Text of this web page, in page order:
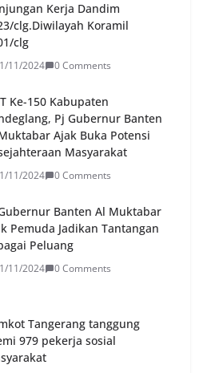
Kerja Dandim
clg.Diwilayah Koramil
clg
11/2024 0 Comments
Ke-150 Kabupaten
Pj Gubernur Banten
Ajak Buka Potensi
Masyarakat
11/2024 0 Comments
Banten Al Muktabar
Pemuda Jadikan Tantangan
Peluang
11/2024 0 Comments
Tangerang tanggung
979 pekerja sosial